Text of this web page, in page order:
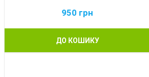
950 грн
ДО КОШИКУ